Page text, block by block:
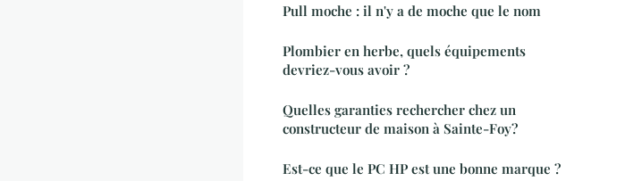
Pull moche : il n'y a de moche que le nom
Plombier en herbe, quels équipements
devriez-vous avoir ?
Quelles garanties rechercher chez un
constructeur de maison à Sainte-Foy?
Est-ce que le PC HP est une bonne marque ?